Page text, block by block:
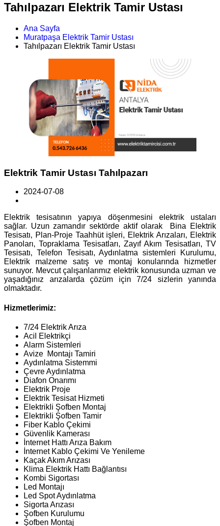
Tahılpazarı Elektrik Tamir Ustası
Ana Sayfa
Muratpaşa Elektrik Tamir Ustası
Tahılpazarı Elektrik Tamir Ustası
Elektrik Tamir Ustası Tahılpazarı
2024-07-08
Elektrik tesisatının yapıya döşenmesini elektrik ustaları
sağlar. Uzun zamandır sektörde aktif olarak Bina Elektrik
Tesisatı, Plan-Proje Taahhüt işleri, Elektrik Arızaları, Elektrik
Panoları, Topraklama Tesisatları, Zayıf Akım Tesisatları, TV
Tesisatı, Telefon Tesisatı, Aydınlatma sistemleri Kurulumu,
Elektrik malzeme satış ve montaj konularında hizmetler
sunuyor. Mevcut çalışanlarımız elektrik konusunda uzman ve
yaşadığınız arızalarda çözüm için 7/24 sizlerin yanında
olmaktadır.
Hizmetlerimiz:
7/24 Elektrik Arıza
Acil Elektrikçi
Alarm Sistemleri
Avize Montajı Tamiri
Aydınlatma Sistemmi
Çevre Aydınlatma
Diafon Onarımı
Elektrik Proje
Elektrik Tesisat Hizmeti
Elektrikli Şofben Montaj
Elektrikli Şofben Tamir
Fiber Kablo Çekimi
Güvenlik Kamerası
İnternet Hattı Arıza Bakım
İnternet Kablo Çekimi Ve Yenileme
Kaçak Akım Arızası
Klima Elektrik Hattı Bağlantısı
Kombi Sigortası
Led Montajı
Led Spot Aydınlatma
Sigorta Arızası
Şofben Kurulumu
Şofben Montaj